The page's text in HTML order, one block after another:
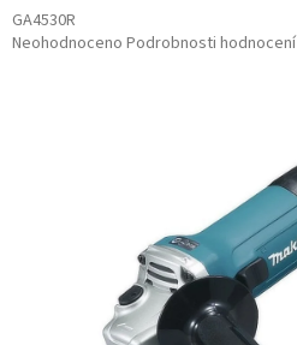
GA4530R
Průměrné
Neohodnoceno Podrobnosti hodnocení